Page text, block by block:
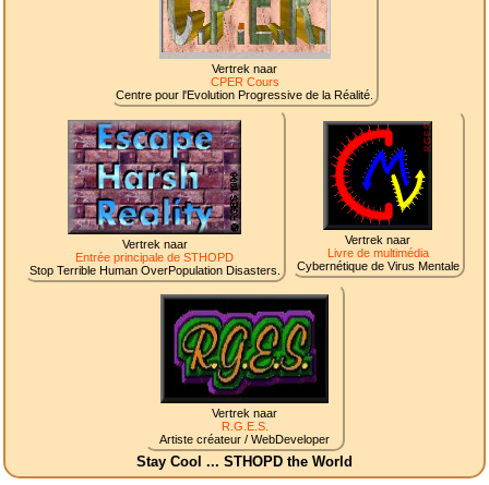
Vertrek naar
CPER Cours
Centre pour l'Evolution Progressive de la Réalité.
Vertrek naar
Entrée principale de STHOPD
Stop Terrible Human OverPopulation Disasters.
Vertrek naar
Livre de multimédia
Cybernétique de Virus Mentale
Vertrek naar
R.G.E.S.
Artiste créateur / WebDeveloper
Stay Cool ... STHOPD the World